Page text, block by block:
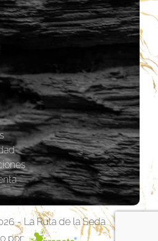
- La Ruta de la Seda
por: